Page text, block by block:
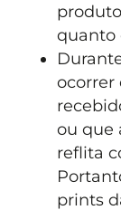
quanto
ocorrer
ou que
reflita
prints